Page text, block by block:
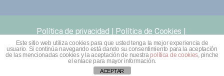
Política de privacidad Política de Cookies
Aviso legal|Términos y condiciones
Este sitio web utiliza cookies para que usted tenga la mejor experiencia de
usuario. Si continúa navegando está dando su consentimiento para la aceptación
de las mencionadas cookies y la aceptación de nuestrapolítica de cookies, pinche
el enlace para mayor información.
ACEPTAR